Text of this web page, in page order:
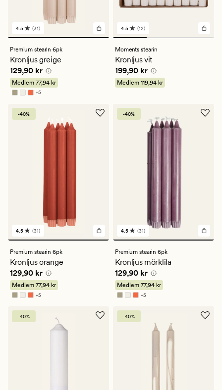
31
omdömen
med
ett
genomsnittligt
betyg
på
4.5
4.5 (31)
Premium stearin 6pk
Kronljus greige
Pris 129,90 kr
129,90 kr
Medlem 77,94 kr
+5
Finns i fler färger
12
omdömen
med
ett
genomsnittligt
betyg
på
4.5
4.5 (12)
Moments stearin
Kronljus vit
Pris 199,90 kr
199,90 kr
Medlem 119,94 kr
-40%
31
omdömen
med
genomsnittligt
betyg
på
4.5
4.5 (31)
Premium stearin 6pk
Kronljus orange
Pris 129,90 kr
129,90 kr
Medlem 77,94 kr
+5
Finns i fler färger
-40%
31
omdömen
med
genomsnittligt
betyg
på
4.5
4.5 (31)
Premium stearin 6pk
Kronljus mörklila
Pris 129,90 kr
129,90 kr
Medlem 77,94 kr
+5
Finns i fler färger
-40% -40%